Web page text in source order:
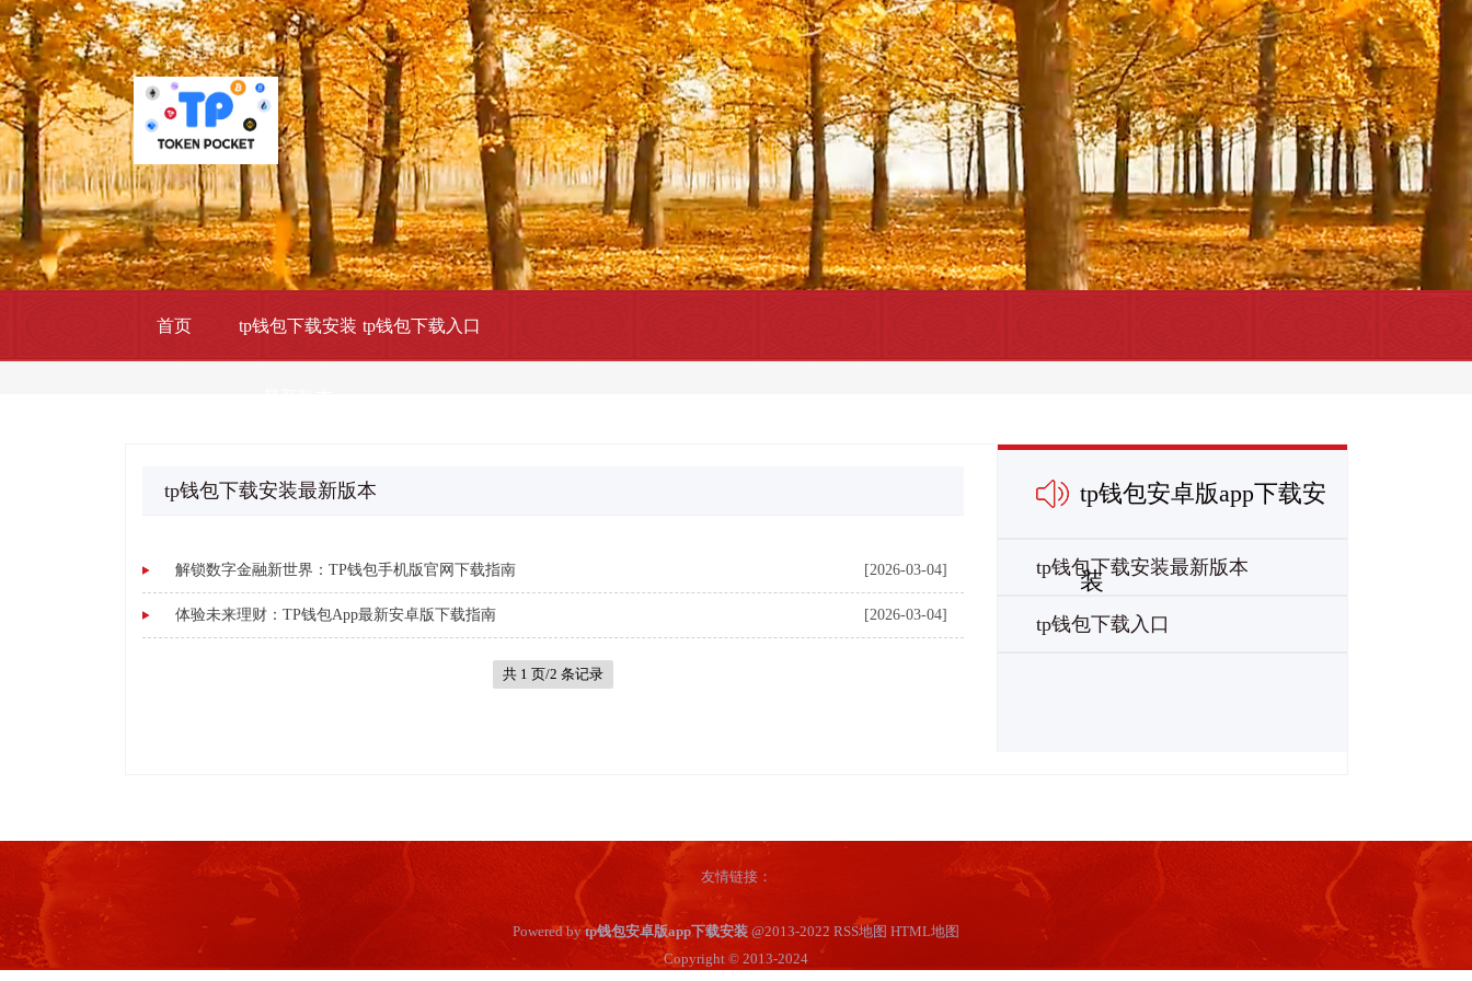
首页 tp钱包下载安装 tp钱包下载入口
tp钱包下载安装最新版本
解锁数字金融新世界：TP钱包手机版官网下载指南 [2026-03-04]
体验未来理财：TP钱包App最新安卓版下载指南 [2026-03-04]
共 1 页/2 条记录
tp钱包安卓版app下载安
装
tp钱包下载安装最新版本
tp钱包下载入口
友情链接：
Powered bytp钱包安卓版app下载安装 @2013-2022 RSS地图 HTML地图
Copyright © 2013-2024